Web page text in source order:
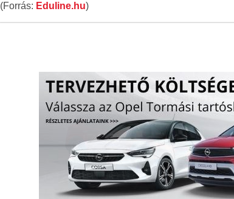
(Forrás: Eduline.hu)